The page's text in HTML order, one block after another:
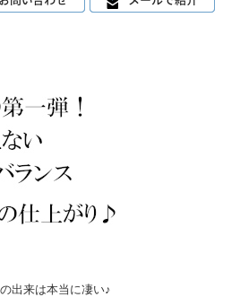
出来は本当に凄い♪